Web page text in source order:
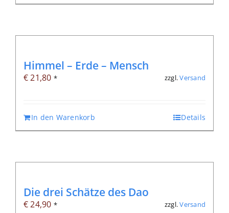
Himmel – Erde – Mensch
€21,80 * zzgl.Versand
In den Warenkorb Details
Die drei Schätze des Dao
€24,90 * zzgl.Versand